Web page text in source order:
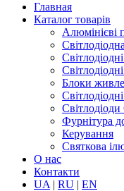
Главная
Каталог товарів
Алюмінієві
Блоки
Світлодіоди
Фурнітура
Керування
Святкова
О нас
Контакти
UA | RU | EN